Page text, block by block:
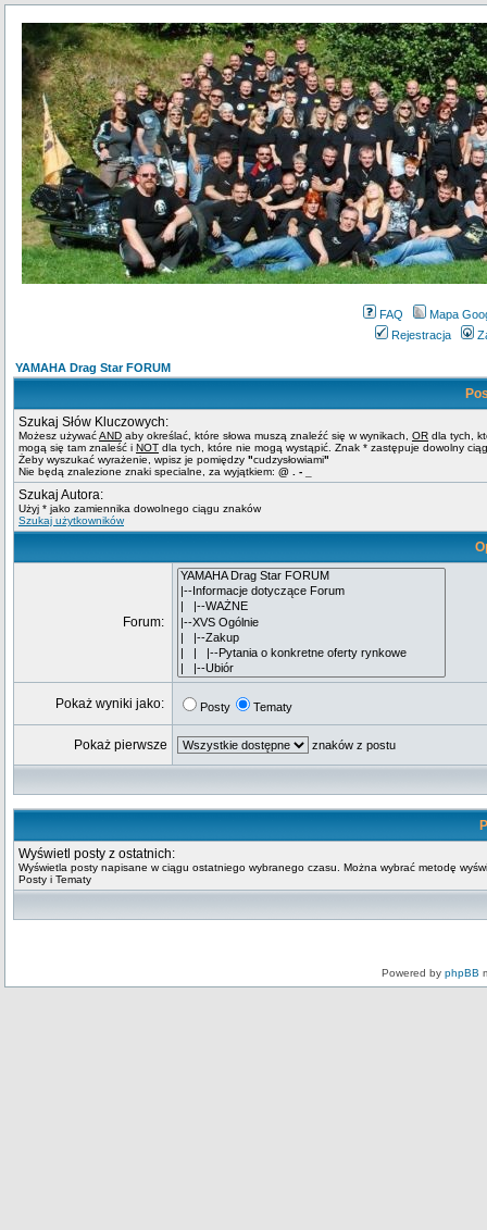
FAQ
Mapa
Rejestracja
YAMAHA Drag Star FORUM
Szukaj Słów Kluczowych:
Możesz używaćAND aby określać, które słowa muszą znaleźć się w wynikach, OR dla tych,
mogą się tam znaleść i NOT dla tych, które nie mogą wystąpić. Znak * zastępuje dowolny
Żeby wyszukać wyrażenie, wpisz je pomiędzy "cudzysłowiami"
Nie będą znalezione znaki specialne, za wyjątkiem: @ . - _
Szukaj Autora:
Użyj * jako zamiennika dowolnego ciągu znaków
Szukaj użytkowników
Forum:
Pokaż wyniki jako: Posty Tematy
Pokaż pierwsze znaków z postu
Wyświetl posty z ostatnich:
Wyświetla posty napisane w ciągu ostatniego wybranego czasu. Można wybrać metodę
Posty i Tematy
Powered by phpBB